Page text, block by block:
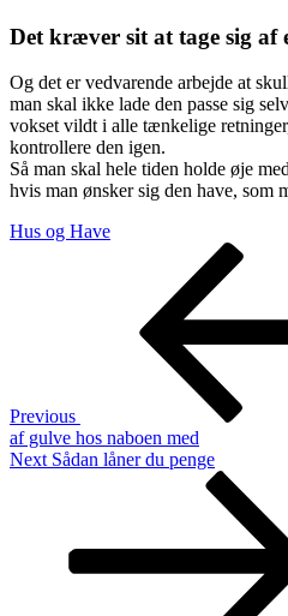
Det kræver sit at tage sig af
Og det er vedvarende arbejde at
man skal ikke lade den passe sig
vokset vildt i alle tænkelige
kontrollere den igen.
Så man skal hele tiden holde øje
hvis man ønsker sig den have, som
Hus og Have
Indlægsnavigation
Previous
af gulve hos naboen med
Next
Next Sådan låner du penge